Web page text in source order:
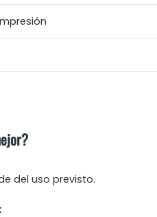
del uso previsto.